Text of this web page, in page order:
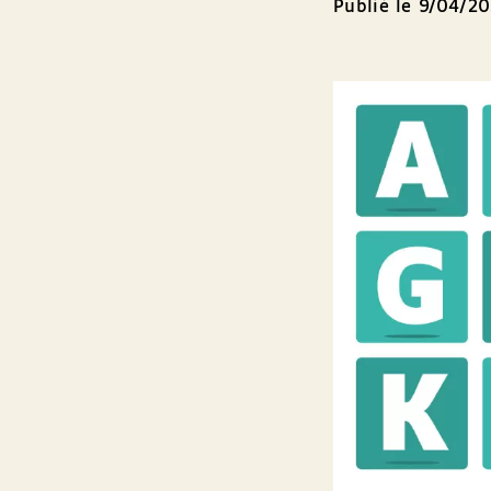
Publié le 9/04/